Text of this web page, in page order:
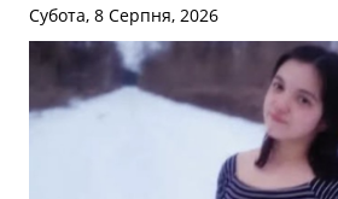
Субота, 8 Серпня, 2026